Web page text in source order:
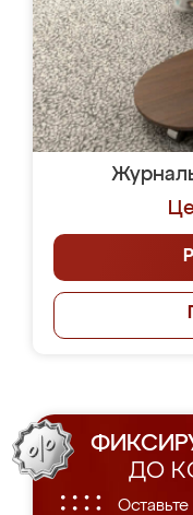
ДО